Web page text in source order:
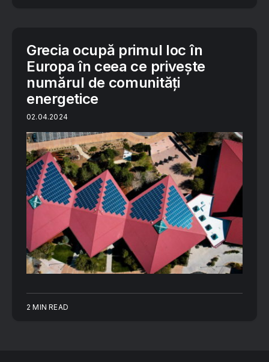
Grecia ocupă primul loc în
Europa în ceea ce privește
numărul de comunități
energetice
02.04.2024
2 MIN READ